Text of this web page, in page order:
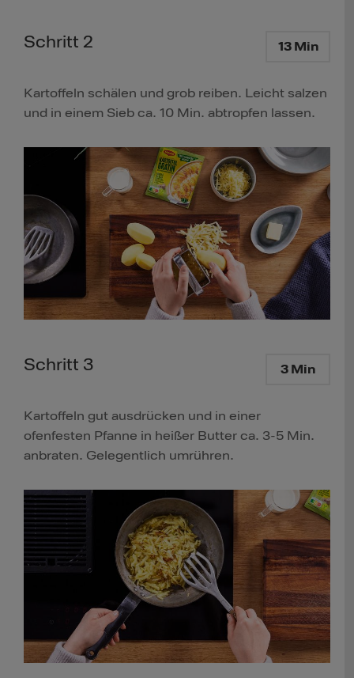
Schritt 2 13 Min
Kartoffeln schälen und grob reiben. Leicht salzen
und in einem Sieb ca. 10 Min. abtropfen lassen.
Schritt 3 3 Min
Kartoffeln gut ausdrücken und in einer
ofenfesten Pfanne in heißer Butter ca. 3-5 Min.
anbraten. Gelegentlich umrühren.